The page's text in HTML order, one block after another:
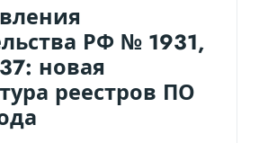
РФ № 1931,
новая
реестров ПО